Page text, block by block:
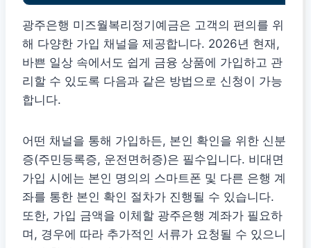
광주은행 미즈월복리정기예금은 고객의 편의를 위
해 다양한 가입 채널을 제공합니다. 2026년 현재,
바쁜 일상 속에서도 쉽게 금융 상품에 가입하고 관
리할 수 있도록 다음과 같은 방법으로 신청이 가능
합니다.
어떤 채널을 통해 가입하든, 본인 확인을 위한 신분
증(주민등록증, 운전면허증)은 필수입니다. 비대면
가입 시에는 본인 명의의 스마트폰 및 다른 은행 계
좌를 통한 본인 확인 절차가 진행될 수 있습니다.
또한, 가입 금액을 이체할 광주은행 계좌가 필요하
며, 경우에 따라 추가적인 서류가 요청될 수 있으니